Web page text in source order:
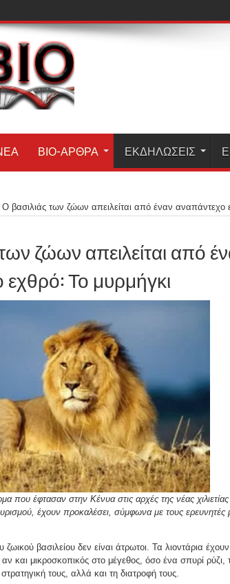
ΒΙΟ-ΆΡΘΡΑ ΕΚΔΗΛΏΣΕΙΣ
Ο βασιλιάς των ζώων απειλείται από έναν αναπάντεχο
ζώων απειλείται από
Το μυρμήγκι
που έφτασαν στην Κένυα στις αρχές της νέας
έχουν προκαλέσει, σύμφωνα με τους ερευνητές
ζωικού βασιλείου δεν είναι άτρωτοι. Τα λιοντάρια
και μικροσκοπικός στο μέγεθος, όσο ένα σπυρί ρύζι,
τους, αλλά και τη διατροφή τους.